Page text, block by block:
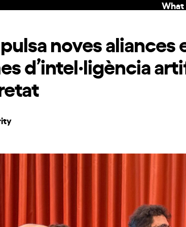
What
noves aliances
d’intel·ligència